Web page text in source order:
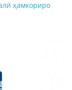
ҳамкориро